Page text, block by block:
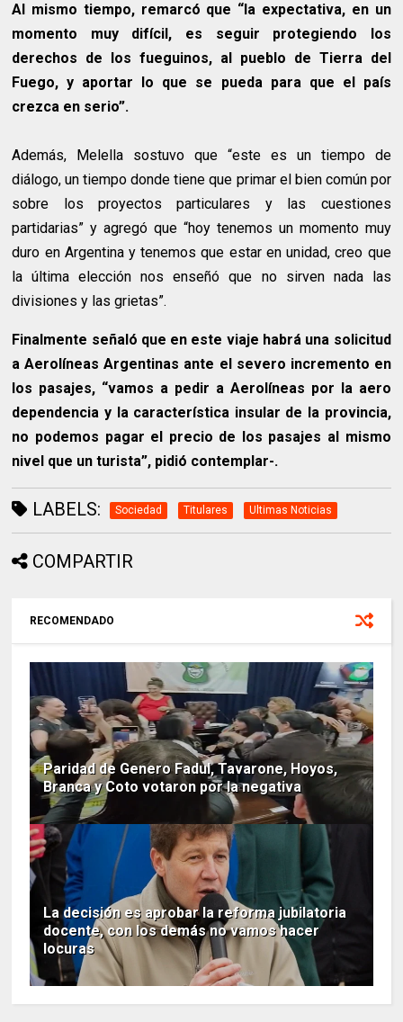
Al mismo tiempo, remarcó que “la expectativa, en un
momento muy difícil, es seguir protegiendo los
derechos de los fueguinos, al pueblo de Tierra del
Fuego, y aportar lo que se pueda para que el país
crezca en serio”.
Además, Melella sostuvo que “este es un tiempo de
diálogo, un tiempo donde tiene que primar el bien común por
sobre los proyectos particulares y las cuestiones
partidarias” y agregó que “hoy tenemos un momento muy
duro en Argentina y tenemos que estar en unidad, creo que
la última elección nos enseñó que no sirven nada las
divisiones y las grietas”.
Finalmente señaló que en este viaje habrá una solicitud
a Aerolíneas Argentinas ante el severo incremento en
los pasajes, “vamos a pedir a Aerolíneas por la aero
dependencia y la característica insular de la provincia,
no podemos pagar el precio de los pasajes al mismo
nivel que un turista”, pidió contemplar-.
LABELS: Sociedad Titulares Ultimas Noticias
COMPARTIR
RECOMENDADO
Paridad de Genero Fadul, Tavarone, Hoyos,
Branca y Coto votaron por la negativa
La decisión es aprobar la reforma jubilatoria
docente, con los demás no vamos hacer
locuras